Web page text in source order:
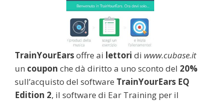
TrainYourEarsoffre ai lettori di www.cubase.it
un coupon che dà diritto a uno sconto del 20%
sull’acquisto del software TrainYourEars EQ
Edition 2, il software di Ear Training per il